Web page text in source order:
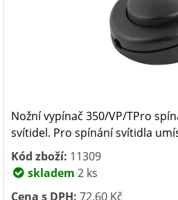
Nožní vypínač 350/VP/TPro
svítidel. Pro spínání svítidla
Kód zboží: 11309
skladem 2 ks
Cena s DPH: 72,60 Kč